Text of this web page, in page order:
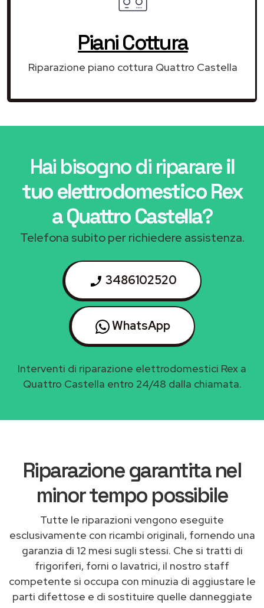
Piani Cottura
Riparazione piano cottura Quattro Castella
Hai bisogno di riparareil
tuo elettrodomestico Rex
a Quattro Castella?
Telefona subito per richiedere assistenza.
3486102520
WhatsApp
Interventi di riparazione elettrodomestici Rex a
Quattro Castella entro 24/48 dalla chiamata.
Riparazione garantita nel
minor tempo possibile
Tutte le riparazioni vengono eseguite
esclusivamente con ricambi originali, fornendo una
garanzia di 12 mesi sugli stessi. Che si tratti di
frigoriferi, forni o lavatrici, il nostro staff
competente si occupa con minuzia di aggiustare le
parti difettose e di sostituire quelle danneggiate